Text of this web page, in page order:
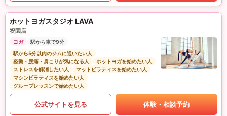
ホットヨガスタジオ LAVA
祝園店
ヨガ
駅から車で9分
駅から5分以内のジムに通いたい人
姿勢・腰痛・肩こりが気になる人
ホットヨガを始めたい人
ストレスを解消したい人
マットピラティスを始めたい人
マシンピラティスを始めたい人
グループレッスンで始めたい人
公式サイトを見る 体験・相談予約